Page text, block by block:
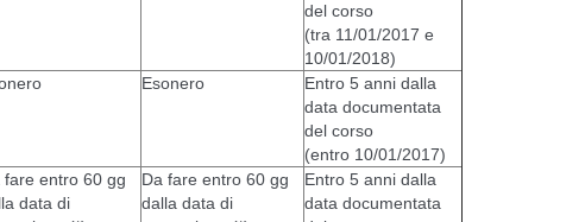
del corso
(tra 11/01/2017 e
10/01/2018)
Esonero
Entro 5 anni dalla
data documentata
del corso
(entro 10/01/2017)
fare entro 60 gg
data di
Da fare entro 60 gg
dalla data di
Entro 5 anni dalla
data documentata